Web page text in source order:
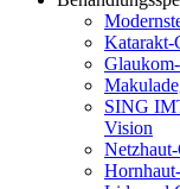
Katarakt-
SING
Vision